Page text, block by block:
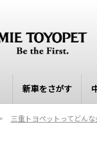
新車をさがす
三重トヨペットってどんな